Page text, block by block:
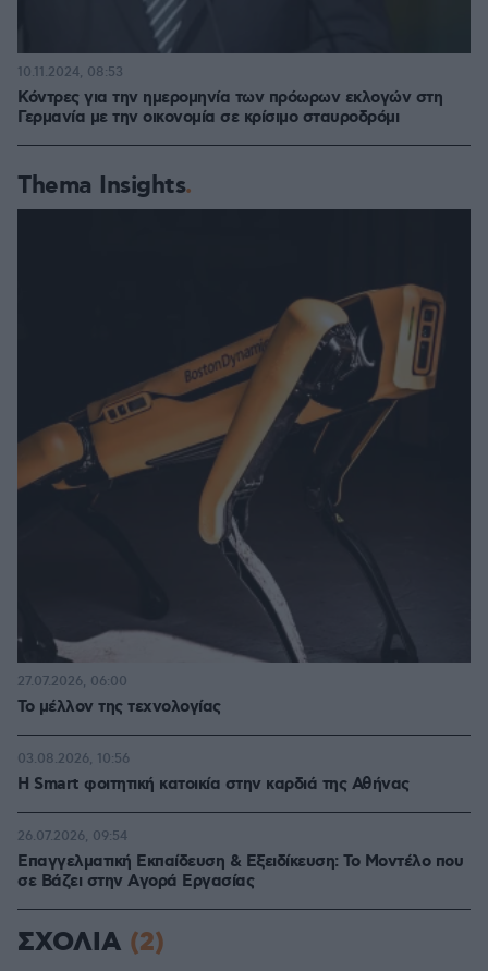
Κόντρες για την ημερομηνία των πρόωρων εκλογών στη
Γερμανία με την οικονομία σε κρίσιμο σταυροδρόμι
10.11.2024, 08:53
Thema Insights
Το μέλλον της τεχνολογίας
27.07.2026, 06:00
Η Smart φοιτητική κατοικία στην καρδιά της Αθήνας
03.08.2026, 10:56
Επαγγελματική Εκπαίδευση & Εξειδίκευση: Το Mοντέλο που
σε Bάζει στην Aγορά Eργασίας
26.07.2026, 09:54
ΣΧΟΛΙΑ (2)